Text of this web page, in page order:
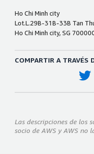
Ho Chi Minh city
Lot.L.29B-31B-33B Tan
Ho Chi Minh city, SG
COMPARTIR A TRAVÉS
Las descripciones de los
socio de AWS y AWS no